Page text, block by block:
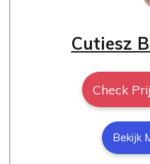
Cutiesz
Check
Bekijk